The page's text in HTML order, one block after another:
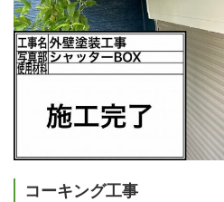
コーキング工事